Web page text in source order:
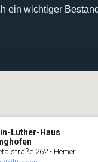
ein wichtiger
Luther-Haus
262 - Hemer